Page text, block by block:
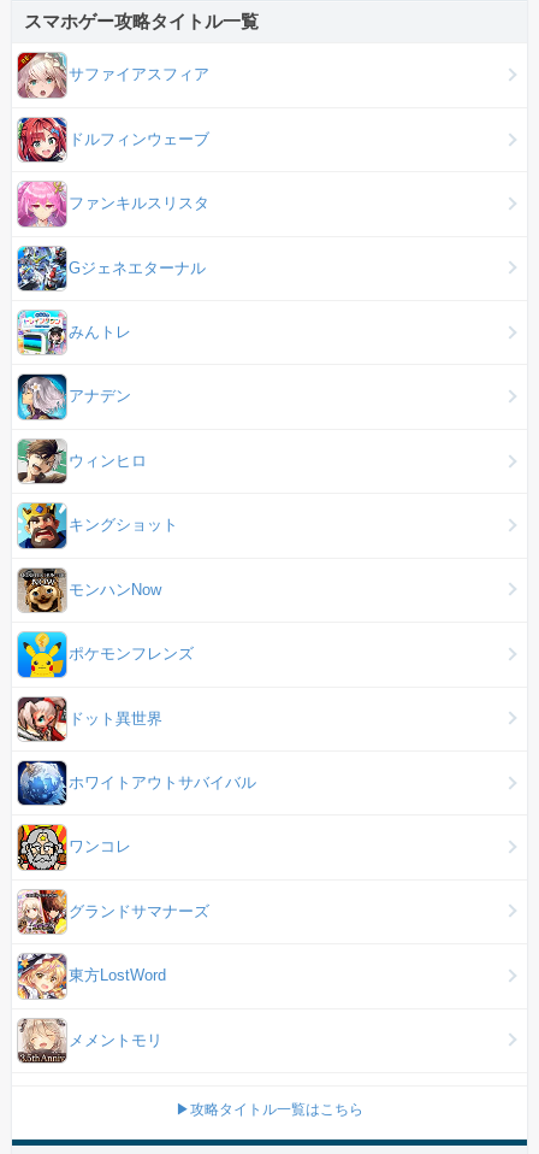
スマホゲー攻略タイトル一覧
サファイアスフィア
ドルフィンウェーブ
ファンキルスリスタ
Gジェネエターナル
みんトレ
アナデン
ウィンヒロ
キングショット
モンハンNow
ポケモンフレンズ
ドット異世界
ホワイトアウトサバイバル
ワンコレ
グランドサマナーズ
東方LostWord
メメントモリ
▶攻略タイトル一覧はこちら